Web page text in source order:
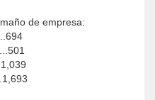
de empresa: